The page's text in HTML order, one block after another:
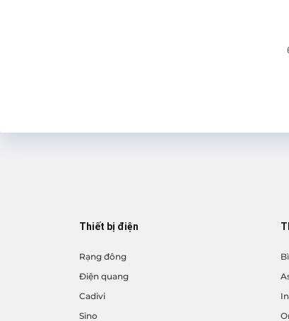
Thiết bị điện
Rạng đông
Điện quang
Cadivi
Sino